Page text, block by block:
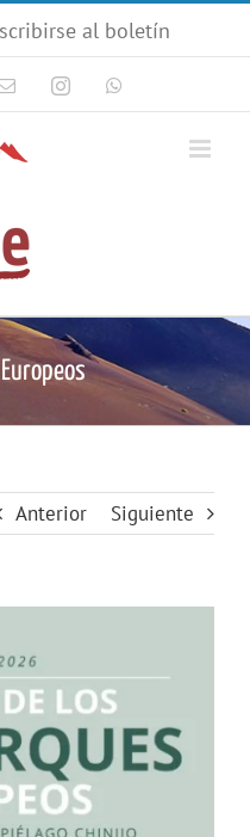
al boletín
CorreoInstagram
Anterior Siguiente